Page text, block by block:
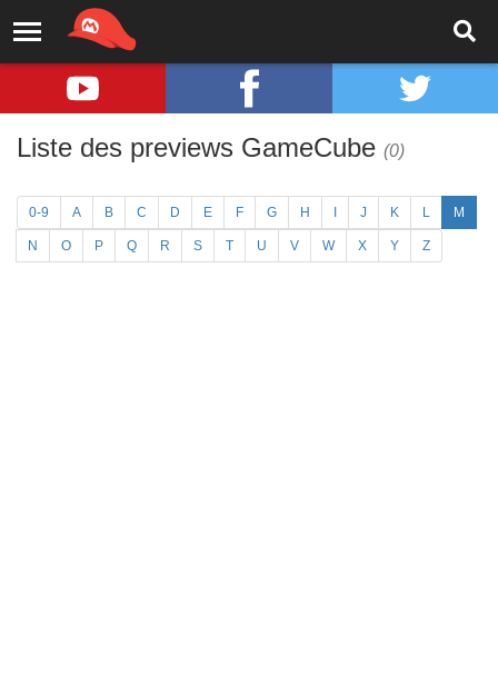
Liste des previews GameCube (0)
0-9 A B C D E F G H J K L M
N O P Q R S T U V W X Y Z